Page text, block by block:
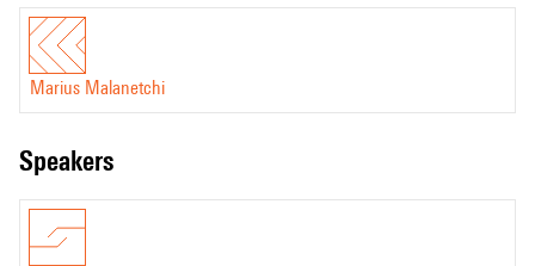
Marius Malanetchi
speakers